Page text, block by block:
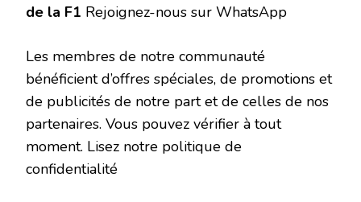
de la F1 Rejoignez-nous sur WhatsApp
Les membres de notre communauté
bénéficient d’offres spéciales, de promotions et
de publicités de notre part et de celles de nos
partenaires. Vous pouvez vérifier à tout
moment. Lisez notre politique de
confidentialité